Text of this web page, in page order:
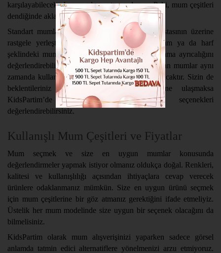
karşılayabilecek olmanızı da unutmamalısınız. Peki, mum çeşitleri
dendiğinde akla gelen alternatifler neler olacaktır?
Standart mumları tercih ederek doğum günü pastasının üzerine
rastgele yerleştirebilirsiniz. Bunun yanında rakam ya da harf
şeklindeki mumları da satın alarak eşsiz bir kutlama ayrıcalığını
değerlendirebilirsiniz. Her biri oldukça kaliteli olan mumlar aynı
zamanda kullanışlılığı da size hissettirmeyi başaracaktır. Sizin de
beklentileriniz bu konuda en doğru ürüne ulaşmaksa
KidsPartim’de birbirinden avantajlı seçenekleri
değerlendirebilirsiniz.
Kullanışlı Mum Çeşitleri ve Fiyatlar
Mum seçmek ve size en uygun mumlar konusunda
değerlendirmeler yapmak istiyor olmanız oldukça doğal. Renkleri,
kalitesi ve kullanışlılığı açısından ihtiyaçlara cevap verecek
ürünlere odaklanmanız mümkün. Size en uygun ürünü seçmek
için mum çeşitlerine bir göz atmanız gerektiğini ifade etmeliyiz.
Üstelik her mum modelinde size uygun bir seçenek olacağını da
bilmelisiniz.
KidsPartim olarak mum alışverişinizi yaparken sadece görsel
anlamda tatmin edici alternatiflere yönelmenizi arzu etmiyoruz.